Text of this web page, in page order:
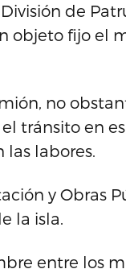
de
objeto fijo el
no
tránsito en
las labores.
y Obras
la isla.
entre los